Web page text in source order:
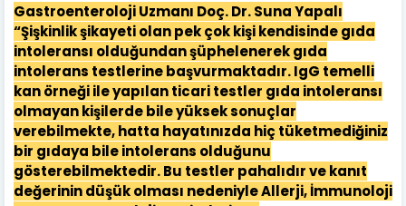
Gastroenteroloji Uzmanı Doç. Dr. Suna Yapalı
“Şişkinlik şikayeti olan pek çok kişi kendisinde gıda
intoleransı olduğundan şüphelenerek gıda
intolerans testlerine başvurmaktadır. IgG temelli
kan örneği ile yapılan ticari testler gıda intoleransı
olmayan kişilerde bile yüksek sonuçlar
verebilmekte, hatta hayatınızda hiç tüketmediğiniz
bir gıdaya bile intolerans olduğunu
gösterebilmektedir. Bu testler pahalıdır ve kanıt
değerinin düşük olması nedeniyle Allerji, İmmunoloji